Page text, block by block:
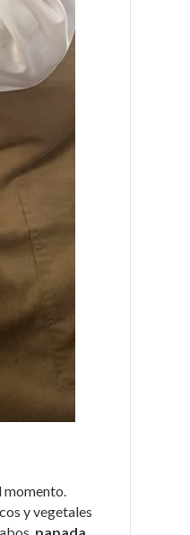
momento.
y vegetales